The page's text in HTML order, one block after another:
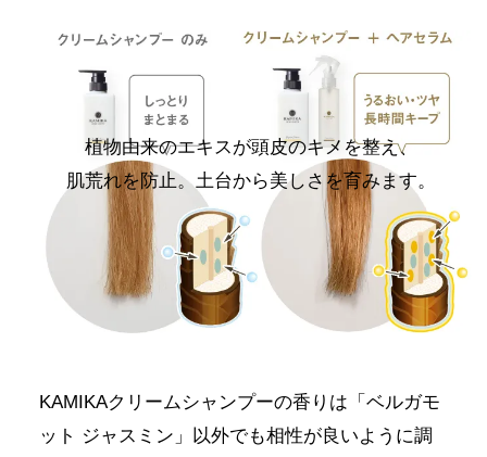
植物由来のエキスが頭皮のキメを整え、
肌荒れを防止。土台から美しさを育みます。
KAMIKAクリームシャンプーの香りは「ベルガモ
ット ジャスミン」以外でも相性が良いように調